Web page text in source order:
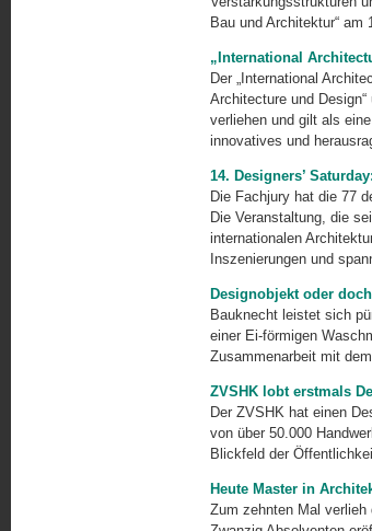
Bau und Architektur“ am
„International
Der „International
Architecture und
verliehen und gilt als
innovatives und
14. Designers’
Die Fachjury hat die 77
Die Veran­staltung, die
internationalen
Inszenierungen und
Designobjekt oder
Bauknecht leistet sich
einer Ei-förmigen
Zusammenarbeit mit
ZVSHK lobt erstmals
Der ZVSHK hat einen
von über 50.000
Blickfeld der
Heute Master in
Zum zehnten Mal